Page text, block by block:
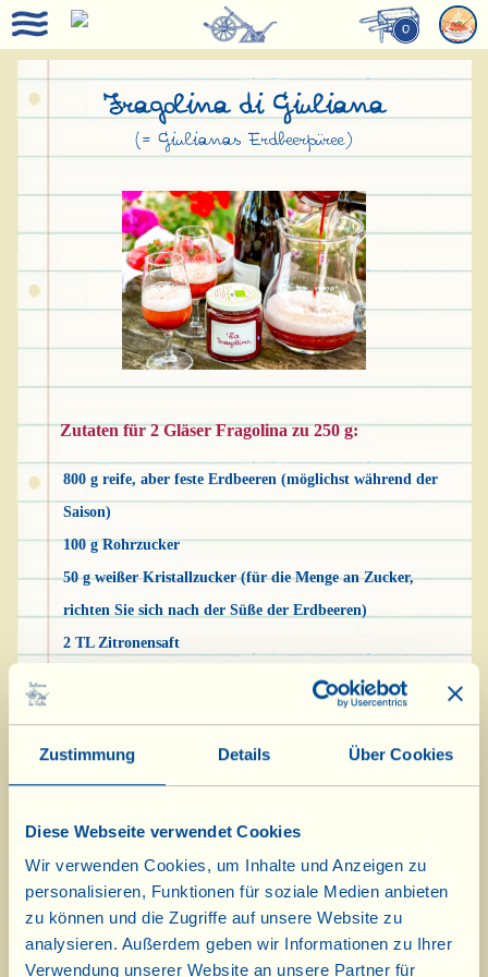
Zustimmung Details Über Cookies
Diese Webseite verwendet Cookies
Wir verwenden Cookies, um Inhalte und Anzeigen zu
personalisieren, Funktionen für soziale Medien anbieten
zu können und die Zugriffe auf unsere Website zu
analysieren. Außerdem geben wir Informationen zu Ihrer
Verwendung unserer Website an unsere Partner für
0
Fragolina di Giuliana
(= Giulianas Erdbeerpüree)
Zutaten für 2 Gläser Fragolina zu 250 g:
800 g reife, aber feste Erdbeeren (möglichst während der
Saison)
100 g Rohrzucker
50 g weißer Kristallzucker (für die Menge an Zucker,
richten Sie sich nach der Süße der Erdbeeren)
2 TL Zitronensaft
Waschen Sie die Erdbeeren vorsichtig, ohne den
grünen Stiel zu entfernen (andernfalls nehmen
sie Wasser auf und sind weniger schmackhaft).
ausbreiten und grob abtrocknen. Nun den Stiel
entfernen, in kleine Stückchen schneiden und
diese in eine Schüssel geben. Den Zucker und
den Zitronensaft hinzufügen und vermischen.
Zudecken und eine halbe Stunde ziehen lassen.